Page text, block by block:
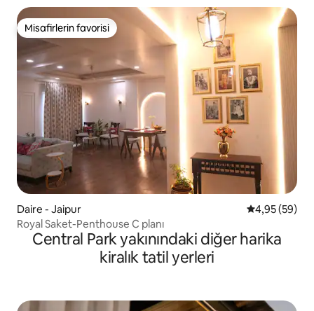
Misafirlerin favorisi
Misafirlerin favorisi
Daire - Jaipur 5 üzerinden
4,95 (59)
Royal Saket-Penthouse C planı
Central Park yakınındaki diğer harika
kiralık tatil yerleri